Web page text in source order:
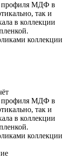
профиля МДФ в
так и
в коллекции
коллекции
профиля МДФ в
так и
в коллекции
коллекции